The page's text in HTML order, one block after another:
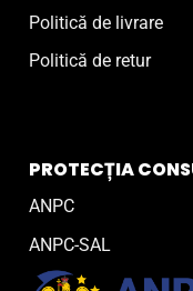
Politică de livrare
Politică de retur
PROTECȚIA
ANPC
ANPC-SAL